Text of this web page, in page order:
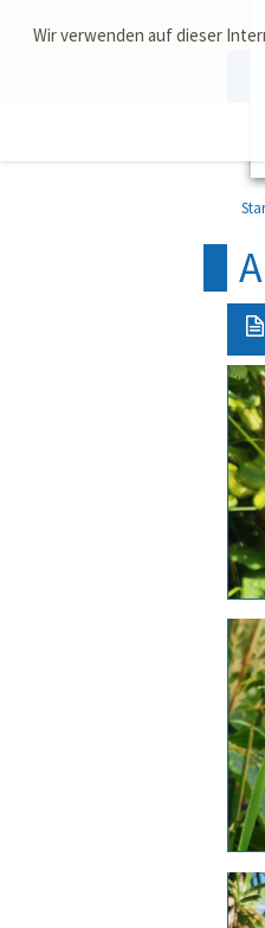
Wir verwenden auf dieser